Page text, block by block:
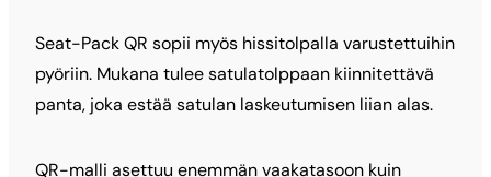
Seat-Pack QR sopii myös hissitolpalla varustettuihin
pyöriin. Mukana tulee satulatolppaan kiinnitettävä
panta, joka estää satulan laskeutumisen liian alas.
QR-malli asettuu enemmän vaakatasoon kuin